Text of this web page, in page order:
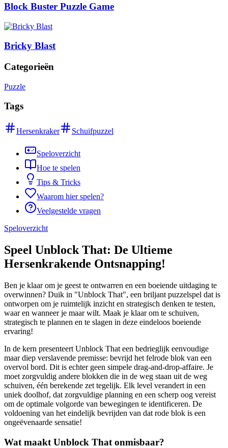
Block Buster Puzzle Game
Bricky Blast
Categorieën
Puzzle
Tags
Hersenkraker Schuifpuzzel
Speloverzicht
Hoe te spelen
Tips & Tricks
Waarom hier spelen?
Veelgestelde vragen
Speloverzicht
Speel Unblock That: De Ultieme
Hersenkrakende Ontsnapping!
Ben je klaar om je geest te ontwarren en een boeiende uitdaging te
overwinnen? Duik in "Unblock That", een briljant puzzelspel dat is
ontworpen om je ruimtelijk inzicht en strategisch denken te testen,
waar en wanneer je maar wilt. Maak je klaar om te schuiven,
strategisch te plannen en te slagen in deze eindeloos boeiende
ervaring!
In de kern presenteert Unblock That een bedrieglijk eenvoudige
maar diep verslavende premisse: bevrijd het felrode blok van een
overvol bord. Dit is echter geen simpele drag-and-drop-affaire. Je
moet zorgvuldig andere blokken die in de weg staan ​​uit de weg
schuiven, één berekende zet tegelijk. Elk level verandert in een
uniek doolhof, dat zorgvuldige planning en een scherp oog vereist
om de optimale volgorde van bewegingen te identificeren. De
voldoening van het eindelijk bevrijden van dat rode blok is een
ongeëvenaarde sensatie!
Wat maakt Unblock That onmisbaar?